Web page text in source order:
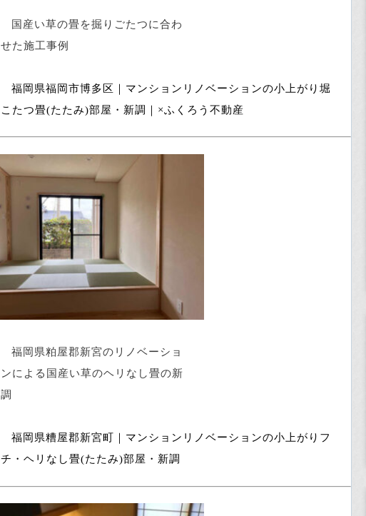
国産い草の畳を掘りごたつに合わ
せた施工事例
福岡県福岡市博多区｜マンションリノベーションの小上がり堀
こたつ畳(たたみ)部屋・新調｜×ふくろう不動産
福岡県粕屋郡新宮のリノベーショ
ンによる国産い草のヘリなし畳の新
調
福岡県糟屋郡新宮町｜マンションリノベーションの小上がりフ
チ・ヘリなし畳(たたみ)部屋・新調